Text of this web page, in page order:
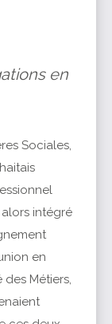
en
Sociales,
alors intégré
en
Métiers,